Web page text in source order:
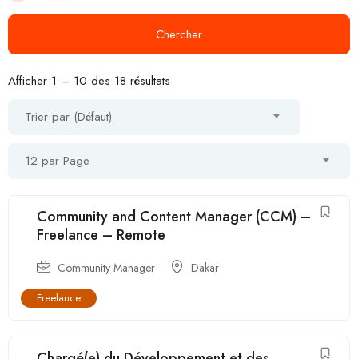
Chercher
Afficher 1 – 10 des 18 résultats
Trier par (Défaut)
12 par Page
Community and Content Manager (CCM) –
Freelance – Remote
Community Manager Dakar
Freelance